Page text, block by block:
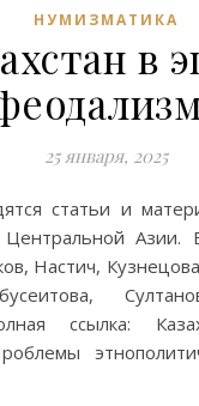
НУМИЗМАТИКА
в
25 января, 2025
Центральной Азии.
Настич,
ссылка: